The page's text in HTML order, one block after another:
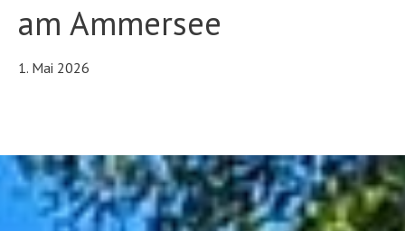
am Ammersee
1. Mai 2026